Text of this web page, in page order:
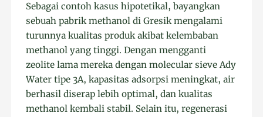
Sebagai contoh kasus hipotetikal, bayangkan
sebuah pabrik methanol di Gresik mengalami
turunnya kualitas produk akibat kelembaban
methanol yang tinggi. Dengan mengganti
zeolite lama mereka dengan molecular sieve Ady
Water tipe 3A, kapasitas adsorpsi meningkat, air
berhasil diserap lebih optimal, dan kualitas
methanol kembali stabil. Selain itu, regenerasi